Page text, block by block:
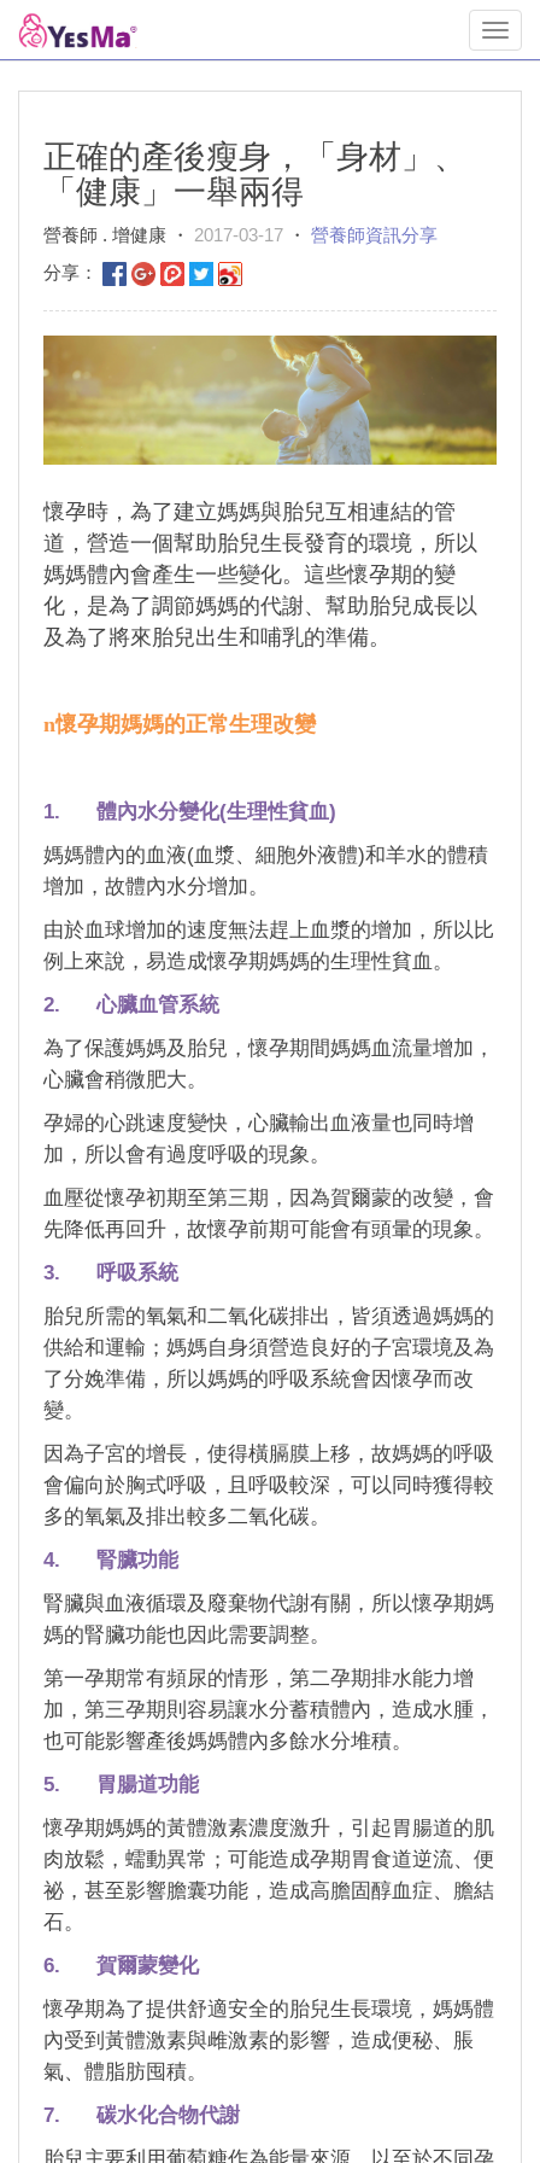
正確的產後瘦身，「身材」、
「健康」一舉兩得
營養師 . 增健康 ・ 2017-03-17 ・ 營養師資訊分享
分享：
懷孕時，為了建立媽媽與胎兒互相連結的管
道，營造一個幫助胎兒生長發育的環境，所以
媽媽體內會產生一些變化。這些懷孕期的變
化，是為了調節媽媽的代謝、幫助胎兒成長以
及為了將來胎兒出生和哺乳的準備。
n懷孕期媽媽的正常生理改變
1. 體內水分變化(生理性貧血)
媽媽體內的血液(血漿、細胞外液體)和羊水的體積
增加，故體內水分增加。
由於血球增加的速度無法趕上血漿的增加，所以比
例上來說，易造成懷孕期媽媽的生理性貧血。
2. 心臟血管系統
為了保護媽媽及胎兒，懷孕期間媽媽血流量增加，
心臟會稍微肥大。
孕婦的心跳速度變快，心臟輸出血液量也同時增
加，所以會有過度呼吸的現象。
血壓從懷孕初期至第三期，因為賀爾蒙的改變，會
先降低再回升，故懷孕前期可能會有頭暈的現象。
3. 呼吸系統
胎兒所需的氧氣和二氧化碳排出，皆須透過媽媽的
供給和運輸；媽媽自身須營造良好的子宮環境及為
了分娩準備，所以媽媽的呼吸系統會因懷孕而改
變。
因為子宮的增長，使得橫膈膜上移，故媽媽的呼吸
會偏向於胸式呼吸，且呼吸較深，可以同時獲得較
多的氧氣及排出較多二氧化碳。
4. 腎臟功能
腎臟與血液循環及廢棄物代謝有關，所以懷孕期媽
媽的腎臟功能也因此需要調整。
第一孕期常有頻尿的情形，第二孕期排水能力增
加，第三孕期則容易讓水分蓄積體內，造成水腫，
也可能影響產後媽媽體內多餘水分堆積。
5. 胃腸道功能
懷孕期媽媽的黃體激素濃度激升，引起胃腸道的肌
肉放鬆，蠕動異常；可能造成孕期胃食道逆流、便
祕，甚至影響膽囊功能，造成高膽固醇血症、膽結
石。
6. 賀爾蒙變化
懷孕期為了提供舒適安全的胎兒生長環境，媽媽體
內受到黃體激素與雌激素的影響，造成便秘、脹
氣、體脂肪囤積。
7. 碳水化合物代謝
胎兒主要利用葡萄糖作為能量來源，以至於不同孕